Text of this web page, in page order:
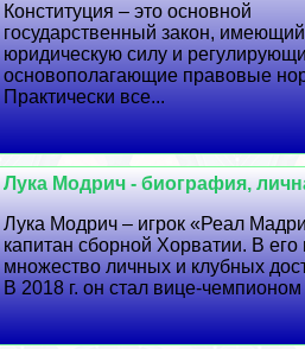
Конституция – это основной
государственный закон,
юридическую силу и
основополагающие правовые
Пpaктически все...
Лука Модрич - биография,
Лука Модрич – игрок «Реал
капитан сборной Хорватии. В его
множество личных и клубных
В 2018 г. он стал вице-чемпионом